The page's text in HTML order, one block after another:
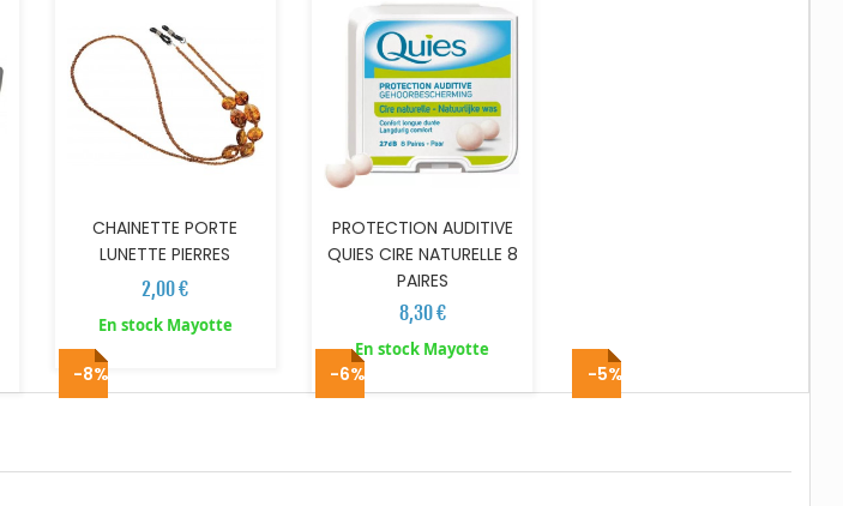
CHAINETTE PORTE
LUNETTE PIERRES
2,00 €
En stock Mayotte
PROTECTION AUDITIVE
QUIES CIRE NATURELLE 8
PAIRES
8,30 €
En stock Mayotte
-8% -6% -5%